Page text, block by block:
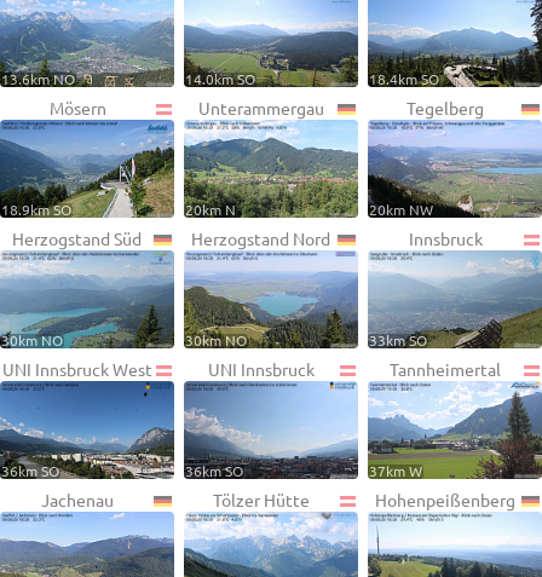
13.6km NO 14.0km SO 18.4km SO
Mösern
18.9km SO
Unterammergau
20km N
Tegelberg
20km NW
Herzogstand Süd
30km NO
Herzogstand Nord
30km NO
Innsbruck
33km SO
UNI Innsbruck West
36km SO
UNI Innsbruck
36km SO
Tannheimertal
37km W
Jachenau Tölzer Hütte Hohenpeißenberg